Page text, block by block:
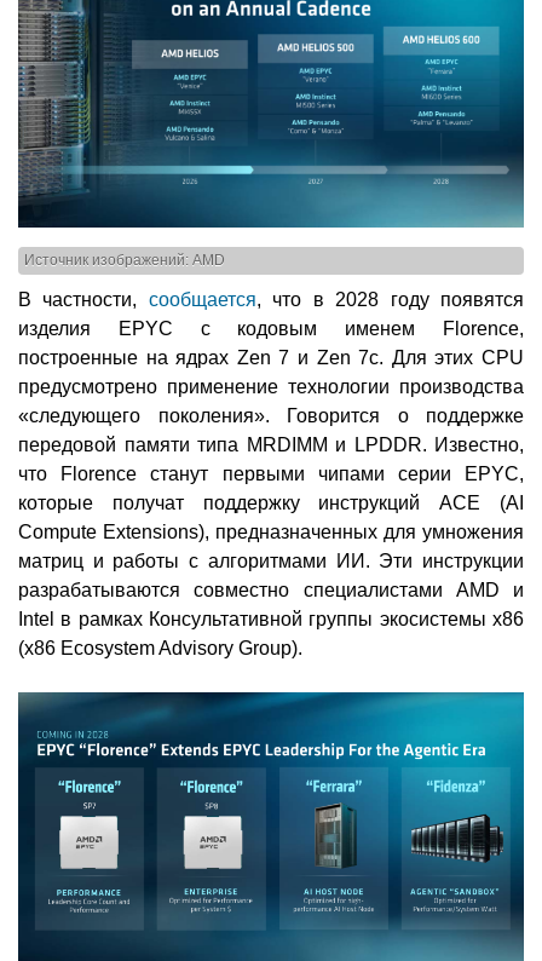
Источник изображений: AMD
В частности, сообщается, что в 2028 году появятся
изделия EPYC с кодовым именем Florence,
построенные на ядрах Zen 7 и Zen 7c. Для этих CPU
предусмотрено применение технологии производства
«следующего поколения». Говорится о поддержке
передовой памяти типа MRDIMM и LPDDR. Известно,
что Florence станут первыми чипами серии EPYC,
которые получат поддержку инструкций ACE (AI
Compute Extensions), предназначенных для умножения
матриц и работы с алгоритмами ИИ. Эти инструкции
разрабатываются совместно специалистами AMD и
Intel в рамках Консультативной группы экосистемы x86
(x86 Ecosystem Advisory Group).